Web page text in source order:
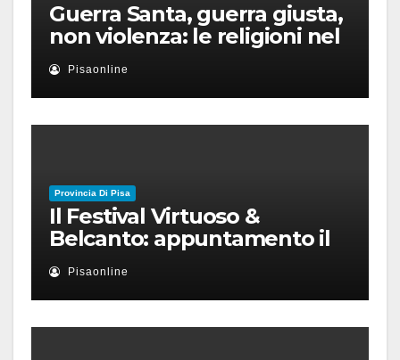
Guerra Santa, guerra giusta,
non violenza: le religioni nel
nuovo disordine mondiale
Pisaonline
Provincia Di Pisa
Il Festival Virtuoso &
Belcanto: appuntamento il
28 luglio a Palazzo Blu con
Ruben Micieli
Pisaonline